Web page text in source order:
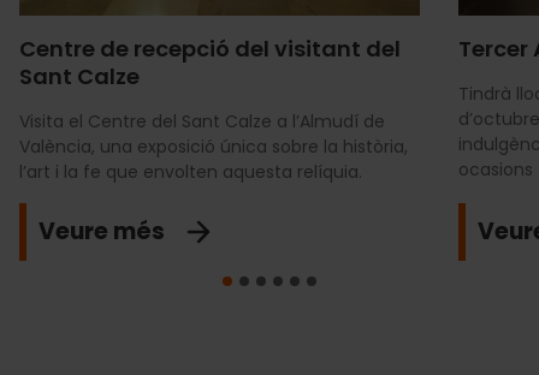
Centre de recepció del visitant del
Sant Calze
Visita el Centre del Sant Calze a l’Almudí de
València, una exposició única sobre la història,
l’art i la fe que envolten aquesta relíquia.
Veure més
Tercer
Tindrà